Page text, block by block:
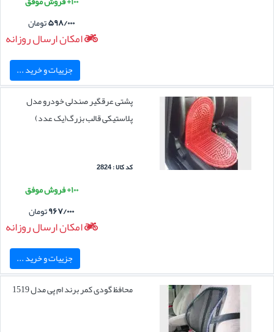
۵۹۸/۰۰۰تومان
امکان ارسال روزانه
جزییات و خرید ...
پشتی عرقگیر صندلی خودرو مدل
پلاستیکی قالب بزرگ(یک عدد)
کد کالا : 2824
۱۰۰+ فروش موفق
۹۶۷/۰۰۰تومان
امکان ارسال روزانه
جزییات و خرید ...
محافظ گودی کمر برند ام پی مدل 1519